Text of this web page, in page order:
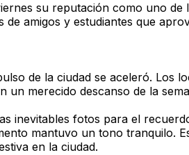
su reputación como uno
amigos y estudiantes que
de la ciudad se aceleró.
merecido descanso de la
inevitables fotos para el
mantuvo un tono tranquilo.
en la ciudad.